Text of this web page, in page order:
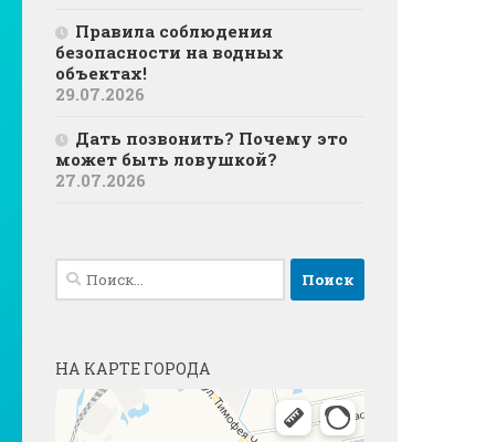
Правила соблюдения
безопасности на водных
объектах!
29.07.2026
Дать позвонить? Почему это
может быть ловушкой?
27.07.2026
Найти:
НА КАРТЕ ГОРОДА